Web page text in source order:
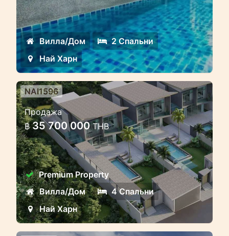
Уютный таунхаус с бассейном на
Найхарн
Вилла/Дом
2 Спальни
Най Харн
Роскошная 4 спальная вилла с
бассейном в сердце района
Найхарн
Современная вилла европейского
высокого качества постройки.
NAI1596
Продажа
฿ 35 700 000THB
Premium Property
Вилла/Дом
4 Спальни
Най Харн